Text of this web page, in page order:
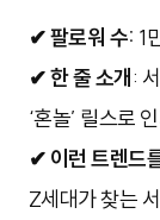
✔ 팔로워 수: 1
✔ 한 줄 소개 :
‘혼놀’ 릴스로
✔ 이런 트렌드
Z세대가 찾는